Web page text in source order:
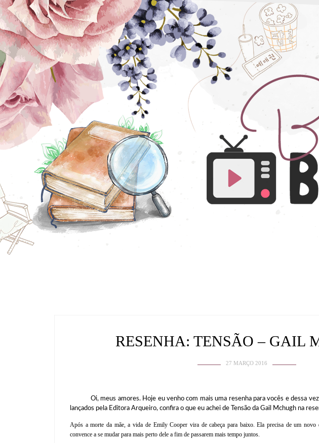
RESENHA: TENSÃO – GAIL
27 MARÇO 2016
Oi, meus amores. Hoje eu venho com mais uma resenha para vocês e dessa vez
lançados pela Editora Arqueiro, confira o que eu achei de Tensão da Gail Mchugh na
Após a morte da mãe, a vida de Emily Cooper vira de cabeça para baixo. Ela precisa de um
convence a se mudar para mais perto dele a fim de passarem mais tempo juntos.